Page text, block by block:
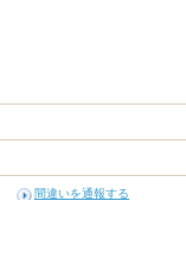
間違いを通報する